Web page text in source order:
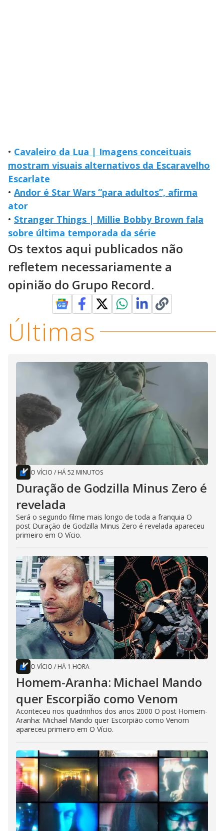
• Cavaleiro da Lua | Imagens conceituais
mostram visuais alternativos da Escaravelho
Escarlate
• Andor é Star Wars “para adultos”, afirma
ator
• Stranger Things | Millie Bobby Brown fala
sobre última temporada da série
Os textos aqui publicados não
refletem necessariamente a
opinião do Grupo Record.
Últimas
O VÍCIO / HÁ 52 MINUTOS
Duração de Godzilla Minus Zero é
revelada
Será o segundo filme mais longo de toda a franquia O
post Duração de Godzilla Minus Zero é revelada apareceu
primeiro em O Vício.
O VÍCIO / HÁ 1 HORA
Homem-Aranha: Michael Mando
quer Escorpião como Venom
Aconteceu nos quadrinhos dos anos 2000 O post Homem-
Aranha: Michael Mando quer Escorpião como Venom
apareceu primeiro em O Vício.